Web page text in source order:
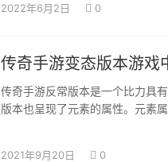
2022年6月2日 0
传奇手游变态版本游戏
传奇手游反常版本是一个比力具
版本也呈现了元素的属性。元素
2021年9月20日 0